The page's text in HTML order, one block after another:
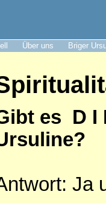
Über uns Briger
es D I
Ja